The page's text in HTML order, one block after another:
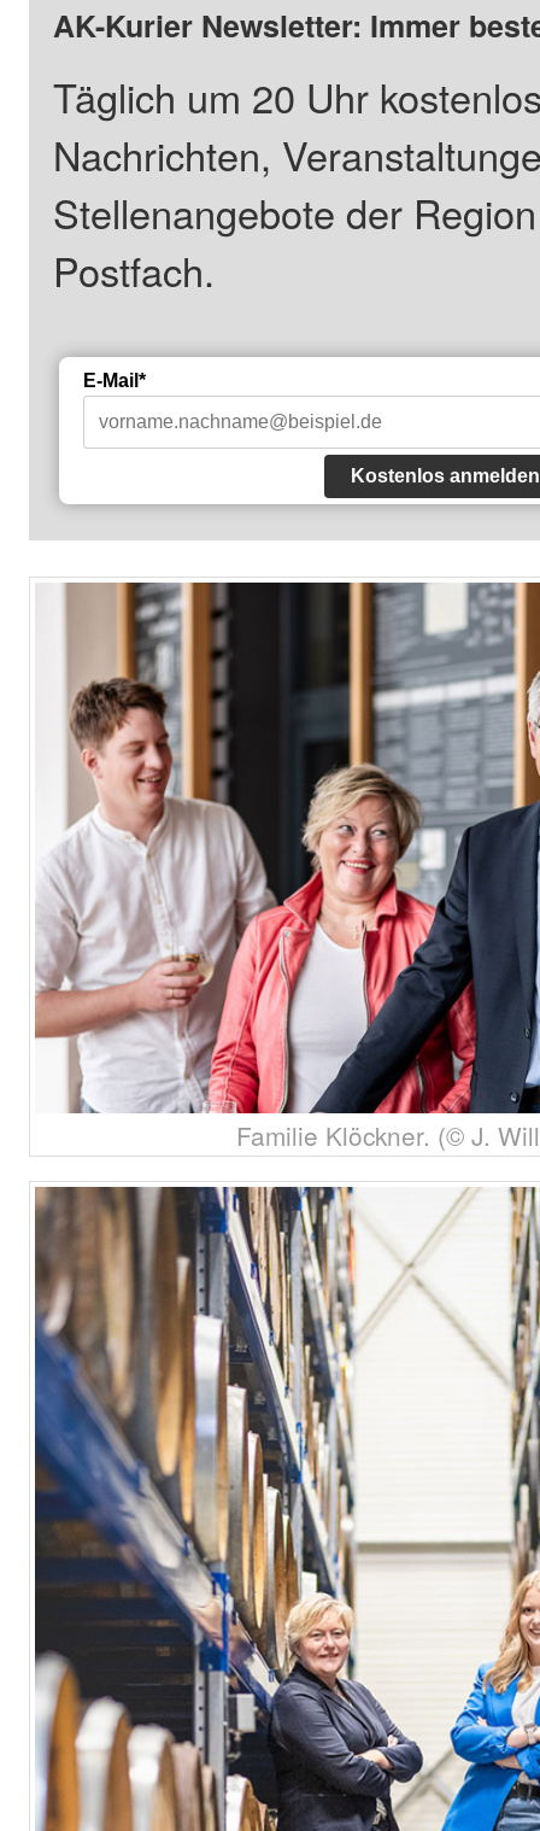
AK-Kurier Newsletter: Immer
Täglich um 20 Uhr
Nachrichten,
Stellenangebote der
Postfach.
E-Mail*
Kostenlos anmelden
Familie Klöckner. (© J.